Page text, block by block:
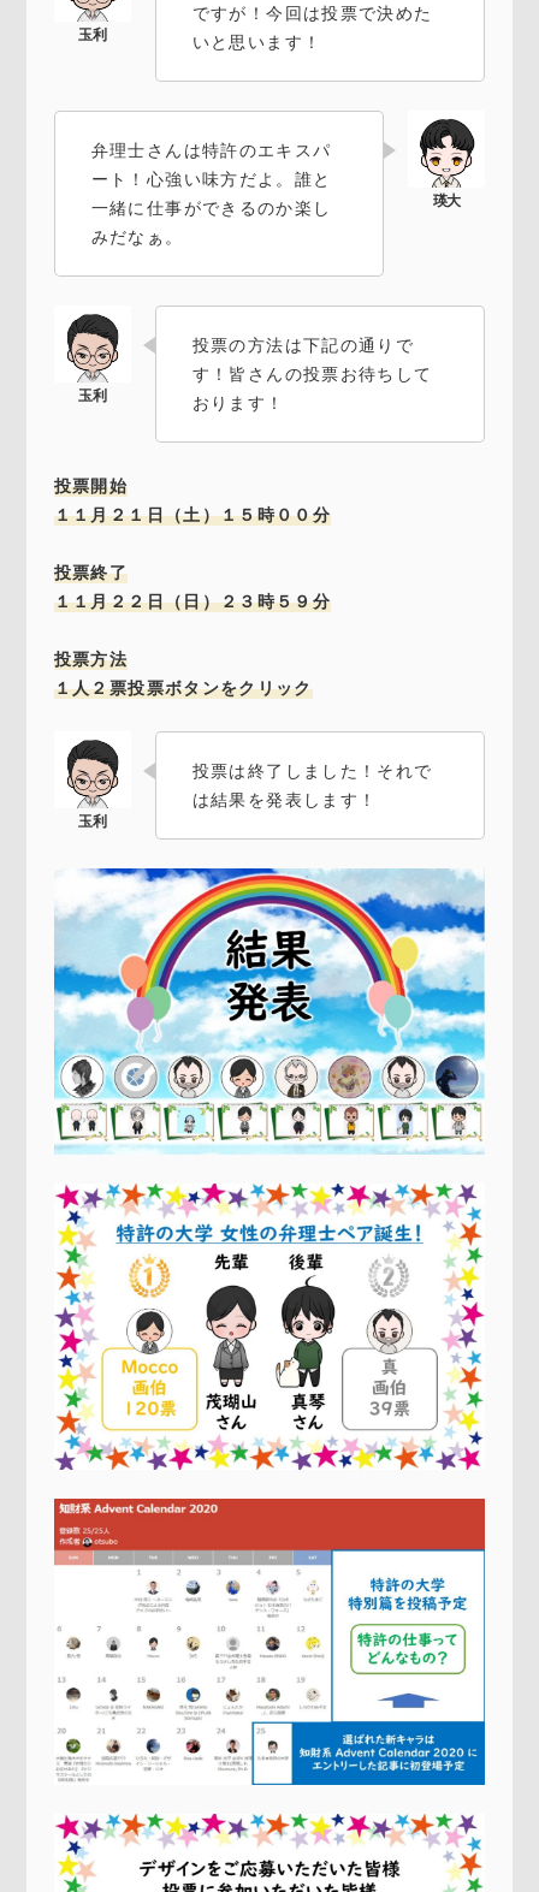
ですが！今回は投票で決めた
いと思います！
弁理士さんは特許のエキスパ
ート！心強い味方だよ。誰と
一緒に仕事ができるのか楽し
みだなぁ。
投票の方法は下記の通りで
す！皆さんの投票お待ちして
おります！
投票開始
１１月２１日（土）１５時００分
投票終了
１１月２２日（日）２３時５９分
投票方法
１人２票投票ボタンをクリック
投票は終了しました！それで
は結果を発表します！